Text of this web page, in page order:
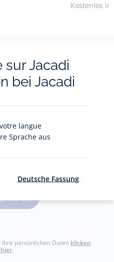
Kostenlos
uvm.!
persönlichen Daten klicken
.
sur Jacadi
bei Jacadi
langue
Sprache aus
Deutsche Fassung